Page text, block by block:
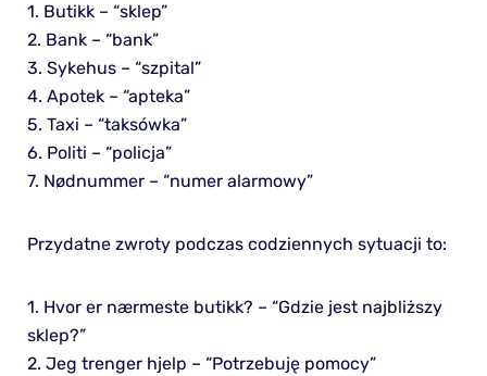
1. Butikk – “sklep”
2. Bank – “bank”
3. Sykehus – “szpital”
4. Apotek – “apteka”
5. Taxi – “taksówka”
6. Politi – “policja”
7. Nødnummer – “numer alarmowy”
Przydatne zwroty podczas codziennych sytuacji to:
1. Hvor er nærmeste butikk? – “Gdzie jest najbliższy
sklep?”
2. Jeg trenger hjelp – “Potrzebuję pomocy”